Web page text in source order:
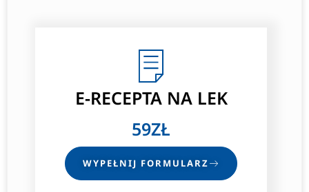
E-RECEPTANA LEK
59ZŁ
WYPEŁNIJ FORMULARZ